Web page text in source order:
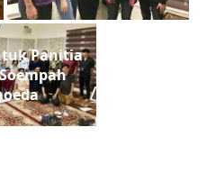
Panitia